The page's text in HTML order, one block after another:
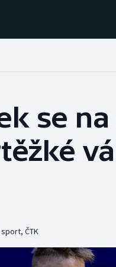
Baseball a softbal
Basketbal
se
sport, ČTK